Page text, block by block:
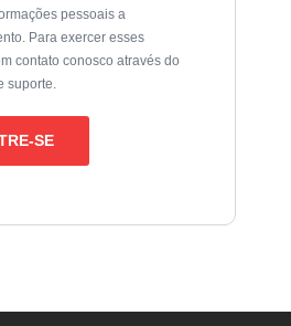
pessoais a
Para exercer esses
contato conosco através do
suporte.
SE